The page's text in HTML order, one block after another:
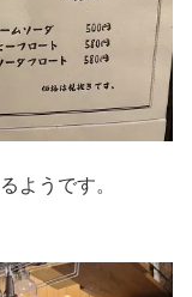
ようです。